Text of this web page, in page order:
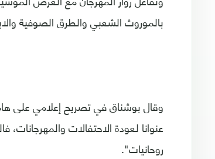
بالموروث الشعبي والطرق الصوفية
وقال بوشناق في تصريح إعلامي على
عنوانا لعودة الاحتفالات والمهرجانات،
روحانيات".